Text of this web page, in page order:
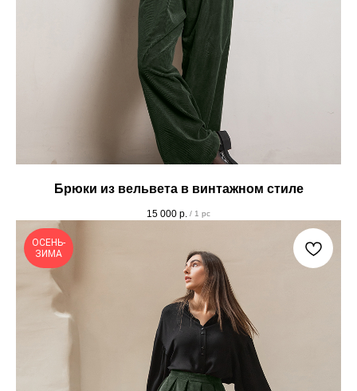
Брюки из вельвета в винтажном стиле
15 000 р. / 1 pc
ОСЕНЬ-
ЗИМА